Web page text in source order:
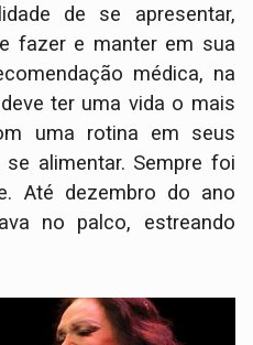
de se apresentar,
fazer e manter em sua
médica, na
ter uma vida o mais
uma rotina em seus
alimentar. Sempre foi
Até dezembro do ano
no palco, estreando